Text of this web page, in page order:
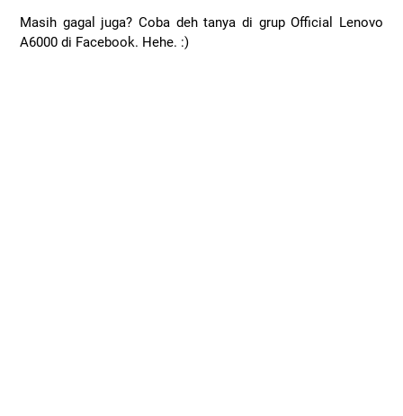
Masih gagal juga? Coba deh tanya di grup Official Lenovo
A6000 di Facebook. Hehe. :)